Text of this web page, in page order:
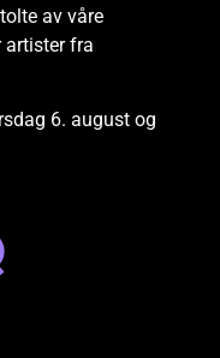
av våre
artister fra
6. august og